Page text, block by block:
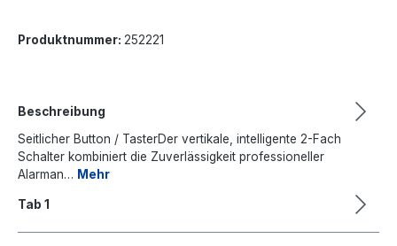
Produktnummer: 252221
Beschreibung
Seitlicher Button / TasterDer vertikale, intelligente 2-Fach
Schalter kombiniert die Zuverlässigkeit professioneller
Alarman… Mehr
Tab 1